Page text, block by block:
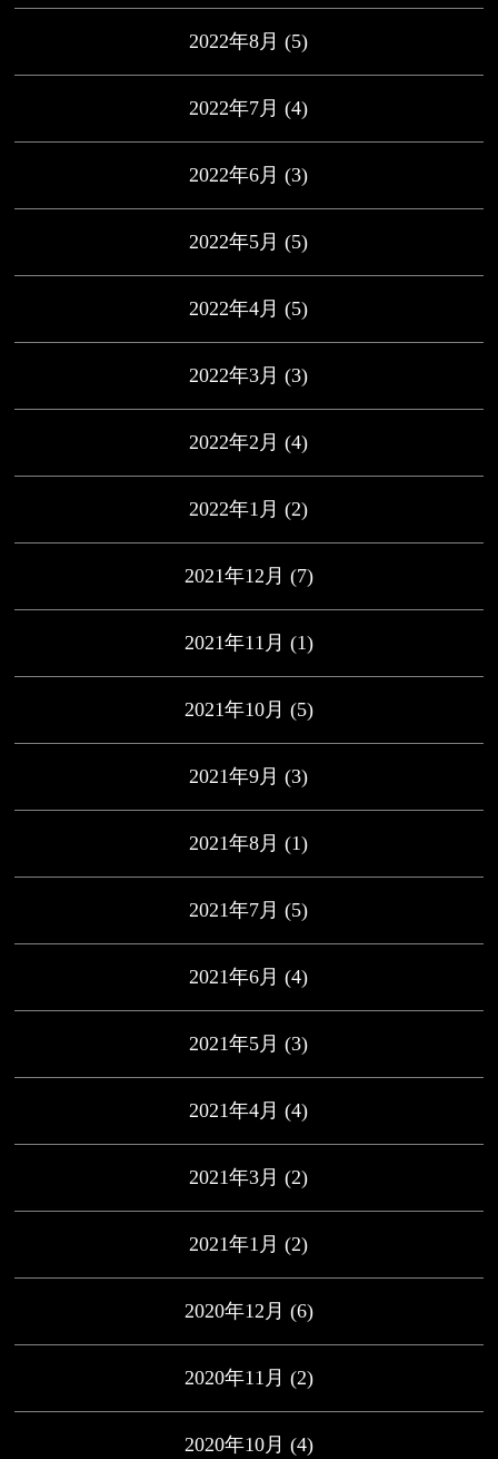
2022年8月 (5)
2022年7月 (4)
2022年6月 (3)
2022年5月 (5)
2022年4月 (5)
2022年3月 (3)
2022年2月 (4)
2022年1月 (2)
2021年12月 (7)
2021年11月 (1)
2021年10月 (5)
2021年9月 (3)
2021年8月 (1)
2021年7月 (5)
2021年6月 (4)
2021年5月 (3)
2021年4月 (4)
2021年3月 (2)
2021年1月 (2)
2020年12月 (6)
2020年11月 (2)
2020年10月 (4)